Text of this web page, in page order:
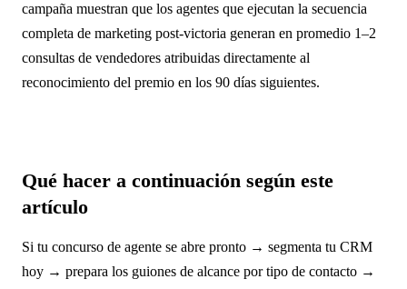
campaña muestran que los agentes que ejecutan la secuencia
completa de marketing post-victoria generan en promedio 1–2
consultas de vendedores atribuidas directamente al
reconocimiento del premio en los 90 días siguientes.
Qué hacer a continuación según este
artículo
Si tu concurso de agente se abre pronto → segmenta tu CRM
hoy → prepara los guiones de alcance por tipo de contacto →